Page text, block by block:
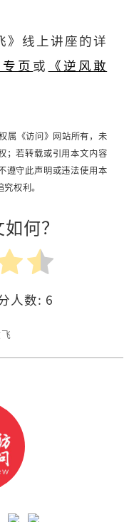
》线上讲座的详
页或 《逆风敢
属《访问》网站所有，未
；若转载或引用本文内容
遵守此声明或违法使用本
权利。
何？
人数: 6